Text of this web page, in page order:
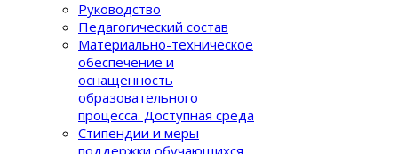
Руководство
Педагогический состав
Материально-техническое
обеспечение и
оснащенность
образовательного
процеcса. Доступная среда
Стипендии и меры
поддержки обучающихся